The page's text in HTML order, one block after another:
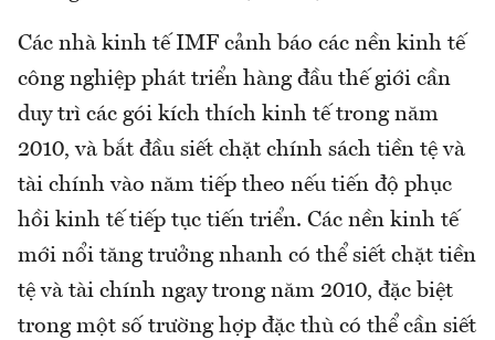
Các nhà kinh tế IMF cảnh báo các nền kinh tế
công nghiệp phát triển hàng đầu thế giới cần
duy trì các gói kích thích kinh tế trong năm
2010, và bắt đầu siết chặt chính sách tiền tệ và
tài chính vào năm tiếp theo nếu tiến độ phục
hồi kinh tế tiếp tục tiến triển. Các nền kinh tế
mới nổi tăng trưởng nhanh có thể siết chặt tiền
tệ và tài chính ngay trong năm 2010, đặc biệt
trong một số trường hợp đặc thù có thể cần siết